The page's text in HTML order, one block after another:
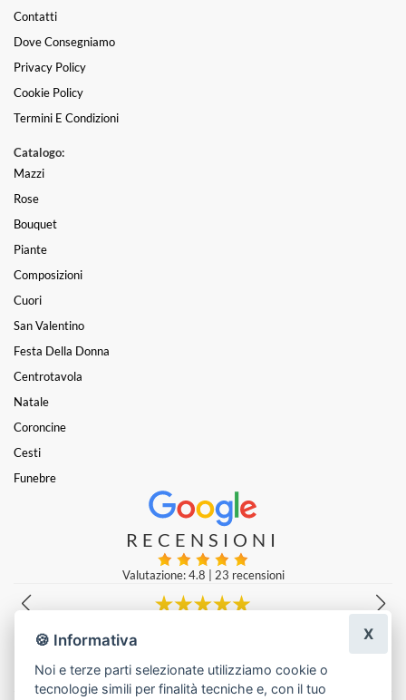
Contatti
Dove Consegniamo
Privacy Policy
Cookie Policy
Termini E Condizioni
Catalogo:
Mazzi
Rose
Bouquet
Piante
Composizioni
Cuori
San Valentino
Festa Della Donna
Centrotavola
Natale
Coroncine
Cesti
Funebre
RECENSIONI
Valutazione: 4.8 23 recensioni
Vengo dalla Germania e ho fatto realizzare qui un mazzo
orista del negozio di fiori ha fatto un lavoro davvero
Beate Boni|Ultima modifica: 2 anni fa
🍪 Informativa
Noi e terze parti selezionate utilizziamo cookie o
tecnologie simili per finalità tecniche e, con il tuo
X